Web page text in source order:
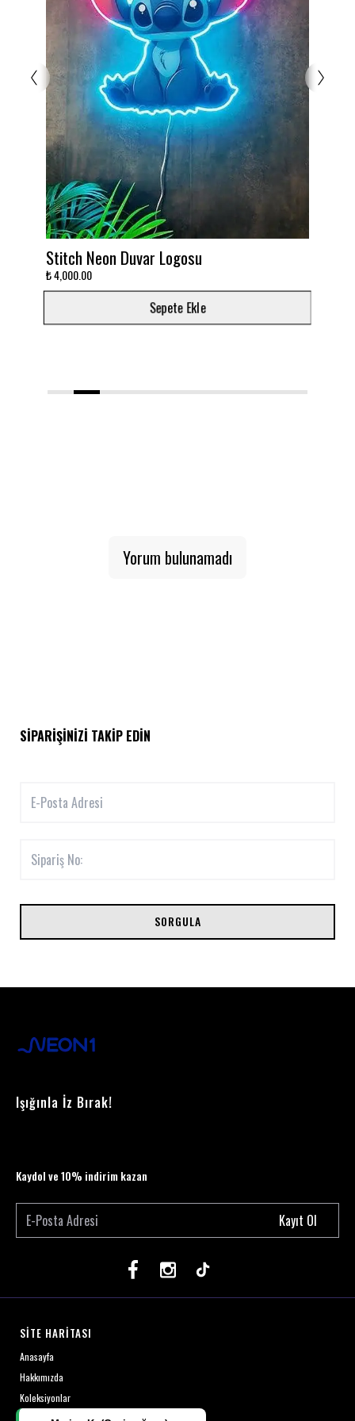
canlılık katacaktır.
Stitch Neon Duvar Logosu
₺ 4,000.00
Sepete Ekle
1 2 3 4 5 6 7 8 9 10
Yorum bulunamadı
SIPARIŞINIZI TAKIP EDIN
SORGULA
Işığınla İz Bırak!
Kaydol ve 10% indirim kazan
Kayıt Ol
SİTE HARİTASI
Anasayfa
Hakkımızda
Koleksiyonlar